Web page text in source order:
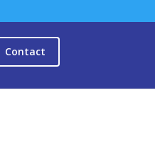
Contact